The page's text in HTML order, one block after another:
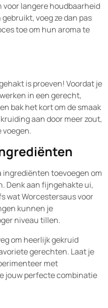
langere houdbaarheid
voeg ze dan pas
toe om hun aroma te
is proeven! Voordat je
in een gerecht,
bak het kort om de smaak
aan door meer zout,
voegen.
ingrediënten toevoegen om
Denk aan fijngehakte ui,
wat Worcestersaus voor
kunnen je
niveau tillen.
om heerlijk gekruid
gerechten. Laat je
met
jouw perfecte combinatie